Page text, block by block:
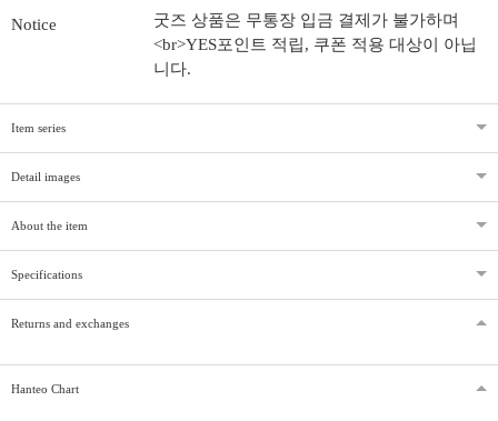
Notice
굿즈 상품은 무통장 입금 결제가 불가하며
<br>YES포인트 적립, 쿠폰 적용 대상이 아닙
니다.
Item series
Detail images
About the item
Specifications
Returns and exchanges
Hanteo Chart